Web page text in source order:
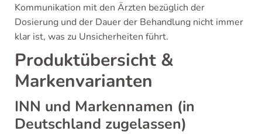
Kommunikation mit den Ärzten bezüglich der
Dosierung und der Dauer der Behandlung nicht immer
klar ist, was zu Unsicherheiten führt.
Produktübersicht &
Markenvarianten
INN und Markennamen (in
Deutschland zugelassen)